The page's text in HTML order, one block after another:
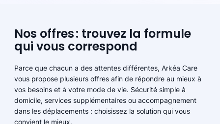
Nos offres : trouvez la formule
qui vous correspond
Parce que chacun a des attentes différentes, Arkéa Care
vous propose plusieurs offres afin de répondre au mieux à
vos besoins et à votre mode de vie. Sécurité simple à
domicile, services supplémentaires ou accompagnement
dans les déplacements : choisissez la solution qui vous
convient le mieux.